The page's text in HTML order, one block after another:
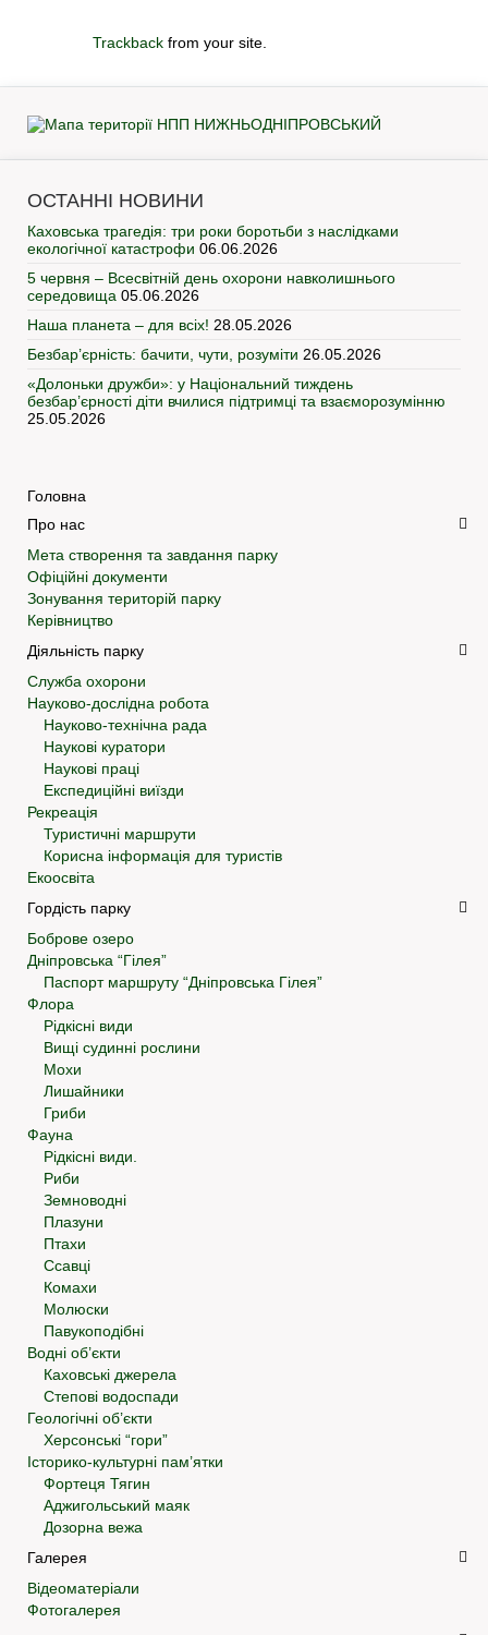
Trackback from your site.
ОСТАННІ НОВИНИ
Каховська трагедія: три роки боротьби з наслідками
екологічної катастрофи 06.06.2026
5 червня – Всесвітній день охорони навколишнього
середовища 05.06.2026
Наша планета – для всіх! 28.05.2026
Безбар’єрність: бачити, чути, розуміти 26.05.2026
«Долоньки дружби»: у Національний тиждень
безбар’єрності діти вчилися підтримці та взаєморозумінню
25.05.2026
Головна
Про нас
Мета створення та завдання парку
Офіційні документи
Зонування територій парку
Керівництво
Діяльність парку
Служба охорони
Науково-дослідна робота
Науково-технічна рада
Наукові куратори
Наукові праці
Експедиційні виїзди
Рекреація
Туристичні маршрути
Корисна інформація для туристів
Екоосвіта
Гордість парку
Боброве озеро
Дніпровська “Гілея”
Паспорт маршруту “Дніпровська Гілея”
Флора
Рідкісні види
Вищі судинні рослини
Мохи
Лишайники
Гриби
Фауна
Рідкісні види.
Риби
Земноводні
Плазуни
Птахи
Ссавці
Комахи
Молюски
Павукоподібні
Водні об’єкти
Каховські джерела
Степові водоспади
Геологічні об’єкти
Херсонські “гори”
Історико-культурні пам’ятки
Фортеця Тягин
Аджигольський маяк
Дозорна вежа
Галерея
Відеоматеріали
Фотогалерея